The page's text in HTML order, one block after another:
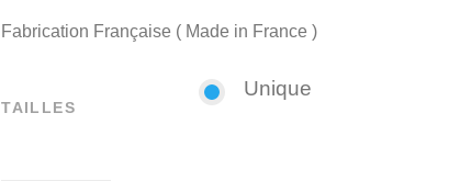
Fabrication Française ( Made in France )
TAILLES
Unique